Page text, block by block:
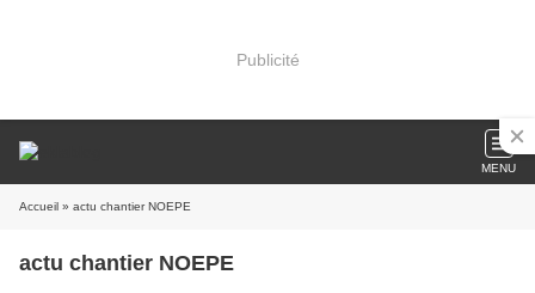
Publicité
MENU
Accueil » actu chantier NOEPE
actu chantier NOEPE